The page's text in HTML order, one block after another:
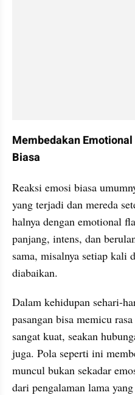
Membedakan
Biasa
Reaksi emosi biasa
yang terjadi dan mereda
halnya dengan emotional
panjang, intens, dan
sama, misalnya setiap kali
diabaikan.
Dalam kehidupan sehari-
pasangan bisa memicu
sangat kuat, seakan
juga. Pola seperti ini
muncul bukan sekadar
dari pengalaman lama